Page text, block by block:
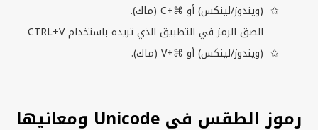
(ويندوز/لينكس) أو ⌘+C (ماك).
الصق الرمز في التطبيق الذي تريده باستخدامCTRL+V
(ويندوز/لينكس) أو ⌘+V (ماك).
رموز الطقس في Unicode ومعانيها